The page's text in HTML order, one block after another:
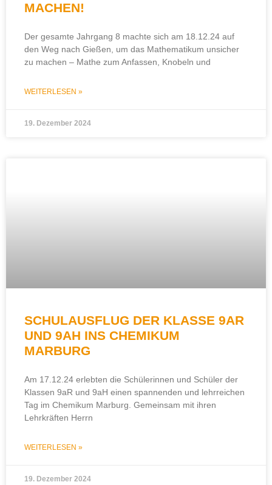
ACHEN!
Der gesamte Jahrgang 8 machte sich am 18.12.24 auf
den Weg nach Gießen, um das Mathematikum unsicher
zu machen – Mathe zum Anfassen, Knobeln und
WEITERLESEN »
19. Dezember 2024
SCHULAUSFLUG DER KLASSE 9AR
UND 9AH INS CHEMIKUM
MARBURG
Am 17.12.24 erlebten die Schülerinnen und Schüler der
Klassen 9aR und 9aH einen spannenden und lehrreichen
Tag im Chemikum Marburg. Gemeinsam mit ihren
Lehrkräften Herrn
WEITERLESEN »
19. Dezember 2024